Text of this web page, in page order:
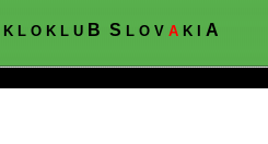
K L O K L U B S L O V A K I A